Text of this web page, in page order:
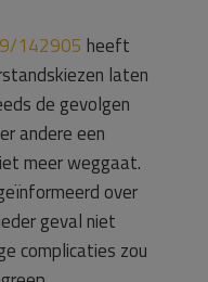
142905 heeft
laten
de gevolgen
andere een
meer weggaat.
over
geval niet
complicaties zou